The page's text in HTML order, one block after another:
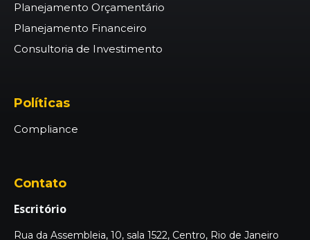
Planejamento Orçamentário
Planejamento Financeiro
Consultoria de Investimento
Políticas
Compliance
Contato
Escritório
Rua da Assembleia, 10, sala 1522, Centro, Rio de Janeiro